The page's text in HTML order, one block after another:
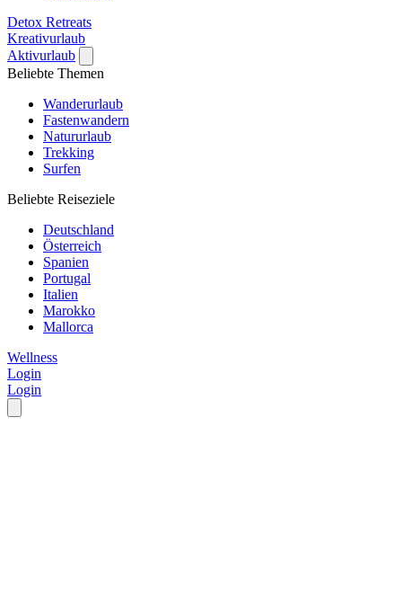
Detox Retreats
Kreativurlaub
Aktivurlaub
Beliebte Themen
Wanderurlaub
Fastenwandern
Natururlaub
Trekking
Surfen
Beliebte Reiseziele
Deutschland
Österreich
Spanien
Portugal
Italien
Marokko
Mallorca
Wellness
Login
Login